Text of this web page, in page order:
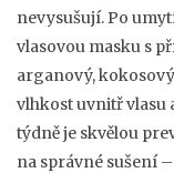
nevysušují. Po
vlasovou masku s
arganový,
vlhkost uvnitř vlasu
týdně je skvělou
na správné sušení